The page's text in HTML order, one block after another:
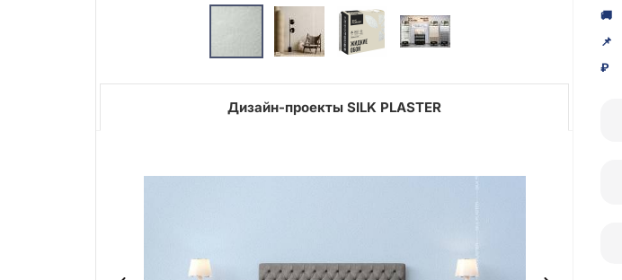
Дизайн-проекты SILK PLASTER
🚚
📌
₽